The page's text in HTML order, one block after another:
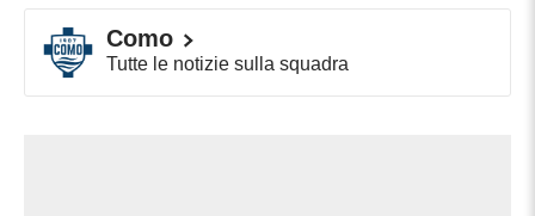
Como
Tutte le notizie sulla squadra